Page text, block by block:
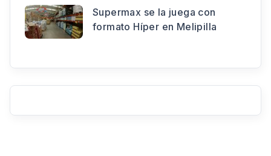
Supermax se la juega con
formato Híper en Melipilla